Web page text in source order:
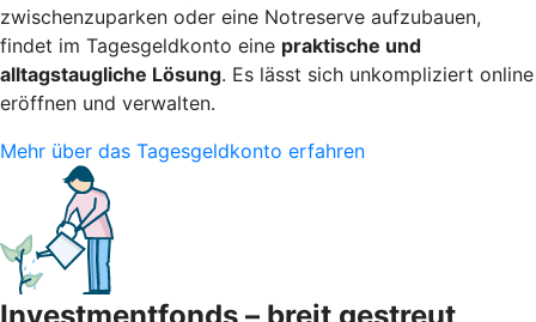
zwischenzuparken oder eine Notreserve aufzubauen,
findet im Tagesgeldkonto eine praktische und
alltagstaugliche Lösung. Es lässt sich unkompliziert online
eröffnen und verwalten.
Mehr über das Tagesgeldkonto erfahren
Investmentfonds – breit gestreut